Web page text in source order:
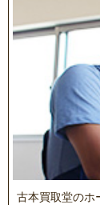
古本買取堂のホ